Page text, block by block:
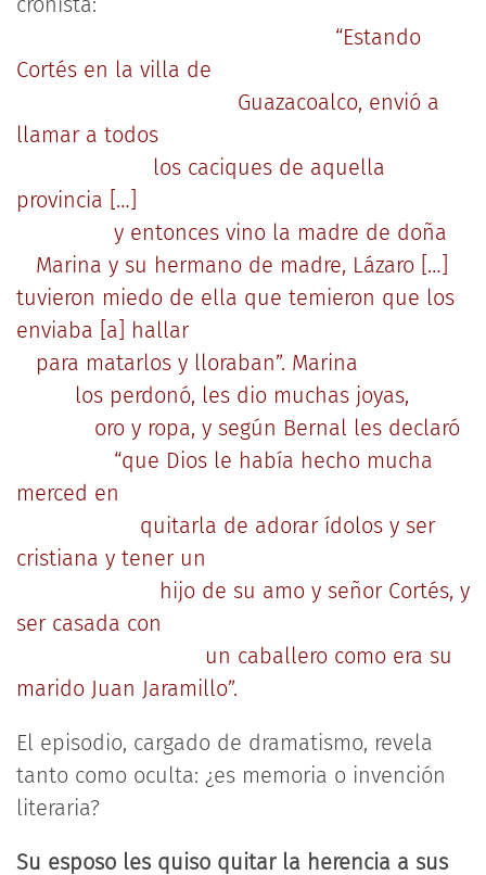
“Estando
Cortés en la villa de
Guazacoalco, envió a
llamar a todos
los caciques de aquella
provincia […]
y entonces vino la madre de doña
Marina y su hermano de madre, Lázaro […]
tuvieron miedo de ella que temieron que los
enviaba [a] hallar
para matarlos y lloraban”. Marina
los perdonó, les dio muchas joyas,
oro y ropa, y según Bernal les declaró
“que Dios le había hecho mucha
merced en
quitarla de adorar ídolos y ser
cristiana y tener un
hijo de su amo y señor Cortés, y
ser casada con
un caballero como era su
marido Juan Jaramillo”.
El episodio, cargado de dramatismo, revela
tanto como oculta: ¿es memoria o invención
literaria?
Su esposo les quiso quitar la herencia a sus